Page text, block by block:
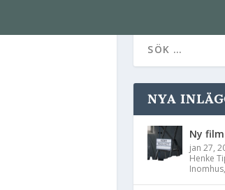
NYA
Ny
jan 27,
Henke
Inomhus,